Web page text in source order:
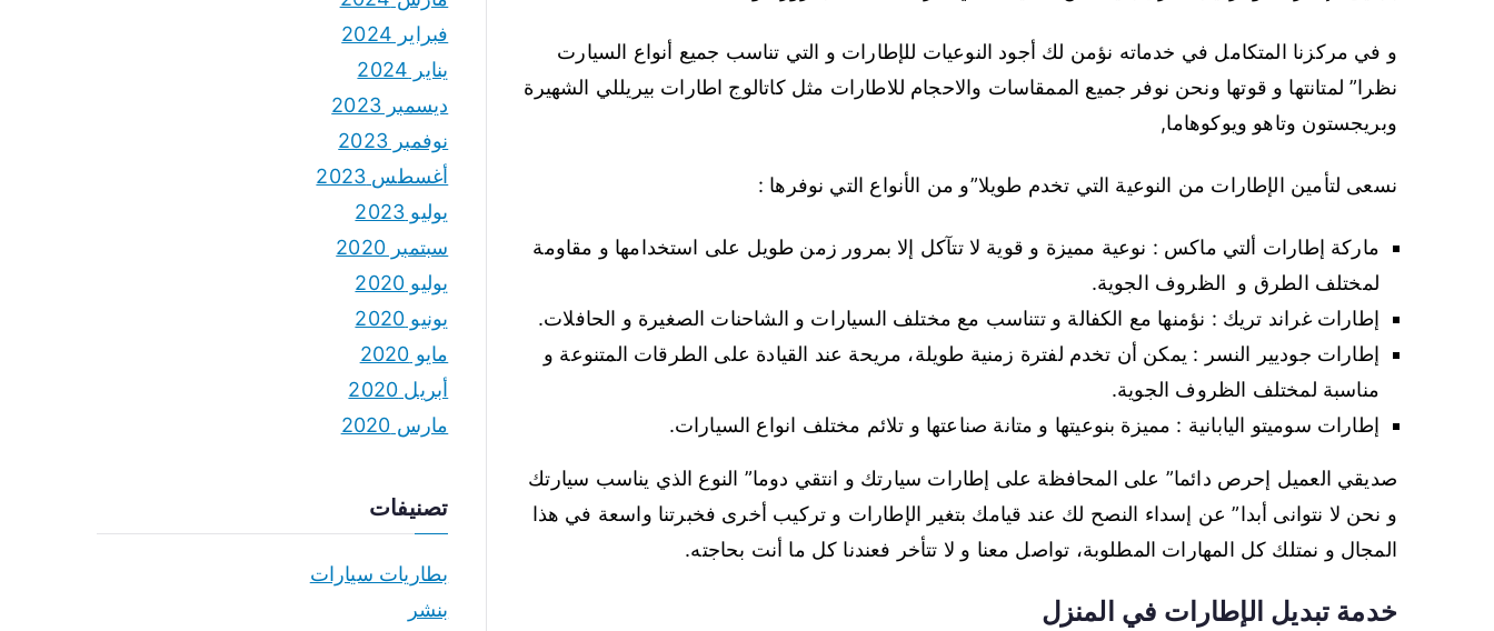
و في مركزنا المتكامل في خدماته نؤمن لك أجود النوعيات للإطارات و التي تناسب جميع أنواع السيارت
نظرا” لمتانتها و قوتها ونحن نوفر جميع الممقاسات والاحجام للاطارات مثل كاتالوج اطارات بيريللي الشهيرة
وبريجستون وتاهو ويوكوهاما,
نسعى لتأمين الإطارات من النوعية التي تخدم طويلا”و من الأنواع التي نوفرها :
ماركة إطارات ألتي ماكس : نوعية مميزة و قوية لا تتآكل إلا بمرور زمن طويل على استخدامها و مقاومة
لمختلف الطرق و الظروف الجوية.
إطارات غراند تريك : نؤمنها مع الكفالة و تتناسب مع مختلف السيارات و الشاحنات الصغيرة و الحافلات.
إطارات جوديير النسر : يمكن أن تخدم لفترة زمنية طويلة، مريحة عند القيادة على الطرقات المتنوعة و
مناسبة لمختلف الظروف الجوية.
إطارات سوميتو اليابانية : مميزة بنوعيتها و متانة صناعتها و تلائم مختلف انواع السيارات.
صديقي العميل إحرص دائما” على المحافظة على إطارات سيارتك و انتقي دوما” النوع الذي يناسب سيارتك
و نحن لا نتوانى أبدا” عن إسداء النصح لك عند قيامك بتغير الإطارات و تركيب أخرى فخبرتنا واسعة في هذا
المجال و نمتلك كل المهارات المطلوبة، تواصل معنا و لا تتأخر فعندنا كل ما أنت بحاجته.
خدمة تبديل الإطارات في المنزل
فبراير 2024
يناير 2024
ديسمبر 2023
نوفمبر 2023
أغسطس 2023
يوليو 2023
سبتمبر 2020
يوليو 2020
يونيو 2020
مايو 2020
أبريل 2020
مارس 2020
تصنيفات
بطاريات سيارات
بنشر